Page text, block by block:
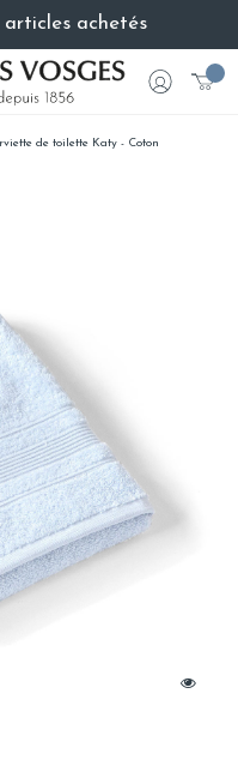
articles achetés
de toilette Katy - Coton